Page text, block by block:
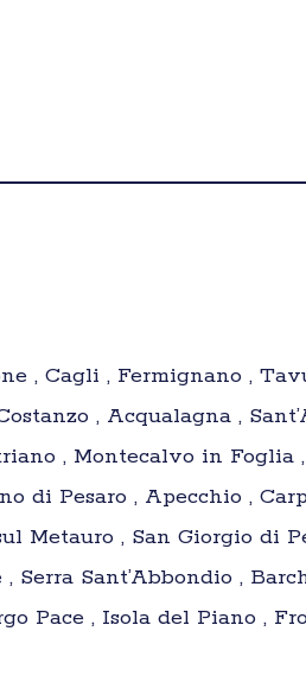
, Cagli , Fermignano ,
, Acqualagna ,
, Montecalvo in Foglia
di Pesaro , Apecchio ,
Metauro , San Giorgio di
Sant’Abbondio ,
Pace , Isola del Piano ,